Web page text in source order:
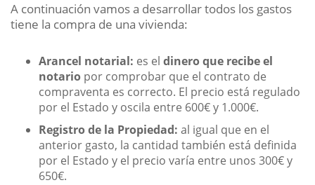
A continuación vamos a desarrollar todos los gastos
tiene la compra de una vivienda:
Arancel notarial: es el dinero que recibe el
notario por comprobar que el contrato de
compraventa es correcto. El precio está regulado
por el Estado y oscila entre 600€ y 1.000€.
Registro de la Propiedad: al igual que en el
anterior gasto, la cantidad también está definida
por el Estado y el precio varía entre unos 300€ y
650€.